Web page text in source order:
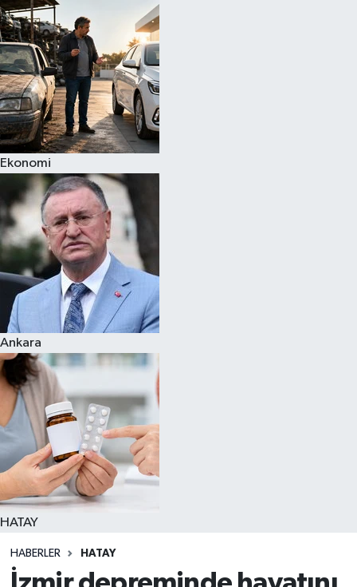
Ekonomi
Ankara
HATAY
HABERLER HATAY
Spor
Teknoloji
Yaşam